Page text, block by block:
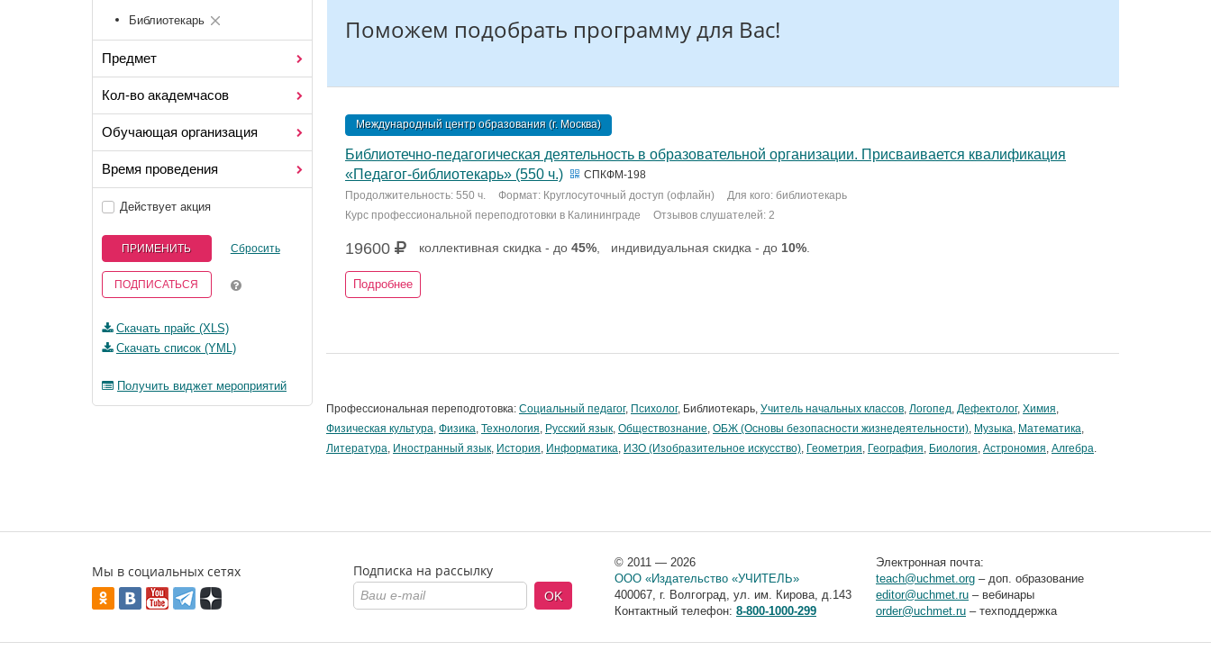
Библиотекарь
Предмет
Кол-во академчасов
Обучающая организация
Время проведения
Действует акция
ПРИМЕНИТЬ Сбросить
ПОДПИСАТЬСЯ
Скачать прайс (XLS)
Скачать список (YML)
Получить виджет мероприятий
Поможем подобрать программу для Вас!
Международный центр образования (г. Москва)
Библиотечно-педагогическая деятельность в образовательной организации. Присваивается квалификация
«Педагог-библиотекарь» (550 ч.)
СПКФМ-198
Продолжительность: 550 ч.
Формат: Круглосуточный доступ (офлайн)
Для кого: библиотекарь
Курс профессиональной переподготовки в Калининграде
Отзывов слушателей: 2
19600 коллективная скидка - до 45% индивидуальная скидка - до 10%
Подробнее
Профессиональная переподготовка: Социальный педагог, Психолог, Библиотекарь, Учитель начальных классов, Логопед, Дефектолог, Химия,
Физическая культура, Физика, Технология, Русский язык, Обществознание, ОБЖ (Основы безопасности жизнедеятельности), Музыка, Математика,
Литература, Иностранный язык, История, Информатика, ИЗО (Изобразительное искусство), Геометрия, География, Биология, Астрономия, Алгебра.
Мы в социальных сетях Подписка на рассылку
OK
© 2011 — 2026
ООО «Издательство «УЧИТЕЛЬ»
400067, г. Волгоград, ул. им. Кирова, д.143
Контактный телефон: 8-800-1000-299
Электронная почта:
teach@uchmet.org – доп. образование
editor@uchmet.ru – вебинары
order@uchmet.ru – техподдержка